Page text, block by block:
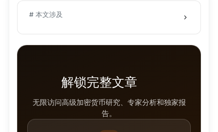
# 本文涉及
解锁完整文章
无限访问高级加密货币研究、专家分析和独家报
告。